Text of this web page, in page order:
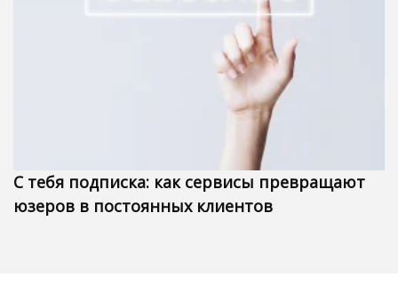
С тебя подписка: как сервисы превращают
юзеров в постоянных клиентов